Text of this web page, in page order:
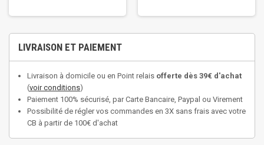
LIVRAISON ET PAIEMENT
Livraison à domicile ou en Point relais offerte dès 39€ d'achat
(voir conditions)
Paiement 100% sécurisé, par Carte Bancaire, Paypal ou Virement
Possibilité de régler vos commandes en 3X sans frais avec votre
CB à partir de 100€ d'achat